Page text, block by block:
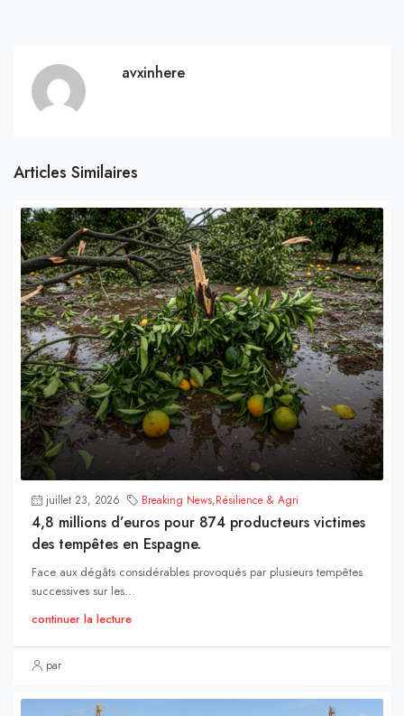
avxinhere
Articles Similaires
juillet 23, 2026 Breaking News,Résilience & Agri
4,8 millions d’euros pour 874 producteurs victimes
des tempêtes en Espagne.
Face aux dégâts considérables provoqués par plusieurs tempêtes
successives sur les...
continuer la lecture
par